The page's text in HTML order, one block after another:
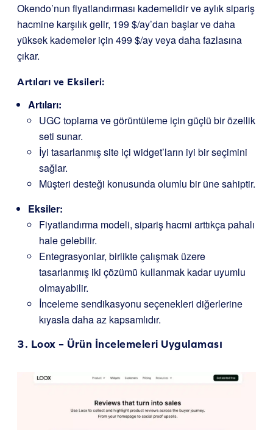
Okendo’nun fiyatlandırması kademelidir ve aylık sipariş
hacmine karşılık gelir, 199 $/ay’dan başlar ve daha
yüksek kademeler için 499 $/ay veya daha fazlasına
çıkar.
Artıları ve Eksileri:
Artıları:
UGC toplama ve görüntüleme için güçlü bir özellik
seti sunar.
İyi tasarlanmış site içi widget’ların iyi bir seçimini
sağlar.
Müşteri desteği konusunda olumlu bir üne sahiptir.
Eksiler:
Fiyatlandırma modeli, sipariş hacmi arttıkça pahalı
hale gelebilir.
Entegrasyonlar, birlikte çalışmak üzere
tasarlanmış iki çözümü kullanmak kadar uyumlu
olmayabilir.
İnceleme sendikasyonu seçenekleri diğerlerine
kıyasla daha az kapsamlıdır.
3. Loox – Ürün İncelemeleri Uygulaması